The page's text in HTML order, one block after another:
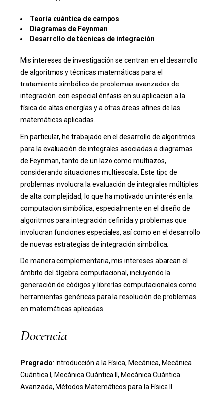
Teoría cuántica de campos
Diagramas de Feynman
Desarrollo de técnicas de integración
Mis intereses de investigación se centran en el desarrollo
de algoritmos y técnicas matemáticas para el
tratamiento simbólico de problemas avanzados de
integración, con especial énfasis en su aplicación a la
física de altas energías y a otras áreas afines de las
matemáticas aplicadas.
En particular, he trabajado en el desarrollo de algoritmos
para la evaluación de integrales asociadas a diagramas
de Feynman, tanto de un lazo como multiazos,
considerando situaciones multiescala. Este tipo de
problemas involucra la evaluación de integrales múltiples
de alta complejidad, lo que ha motivado un interés en la
computación simbólica, especialmente en el diseño de
algoritmos para integración definida y problemas que
involucran funciones especiales, así como en el desarrollo
de nuevas estrategias de integración simbólica.
De manera complementaria, mis intereses abarcan el
ámbito del álgebra computacional, incluyendo la
generación de códigos y librerías computacionales como
herramientas genéricas para la resolución de problemas
en matemáticas aplicadas.
Docencia
Pregrado: Introducción a la Física, Mecánica, Mecánica
Cuántica I, Mecánica Cuántica II, Mecánica Cuántica
Avanzada, Métodos Matemáticos para la Física II.